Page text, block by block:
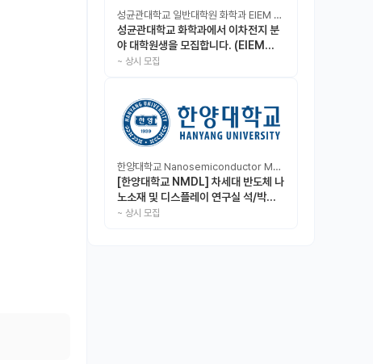
성균관대학교 일반대학원 화학과 EIEM Lab
성균관대학교 화학과에서 이차전지 분
야 대학원생을 모집합니다. (EIEM
Lab)
~ 상시 모집
한양대학교 Nanosemiconductor Materials & Display Laboratory
[한양대학교 NMDL] 차세대 반도체 나
노소재 및 디스플레이 연구실 석/박사/
인턴 모집
~ 상시 모집